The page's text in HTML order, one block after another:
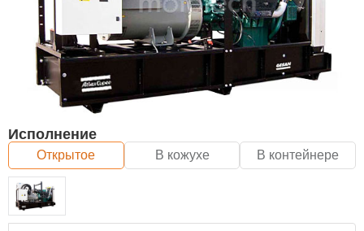
Исполнение
Открытое В кожухе В контейнере